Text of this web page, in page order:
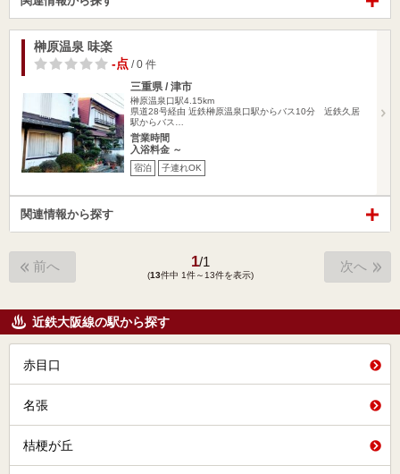
榊原温泉 味楽
-点 / 0 件
三重県 / 津市
榊原温泉口駅4.15km
県道28号経由 近鉄榊原温泉口駅からバス10分 近鉄久居
駅からバス…
営業時間
入浴料金 ～
宿泊 子連れOK
関連情報から探す
前へ 1/1
(13件中 1件～13件を表示)
次へ
近鉄大阪線の駅から探す
赤目口
名張
桔梗が丘